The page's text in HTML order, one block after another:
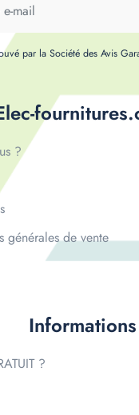
?
générales de vente
Informations
?
par la Société des Avis